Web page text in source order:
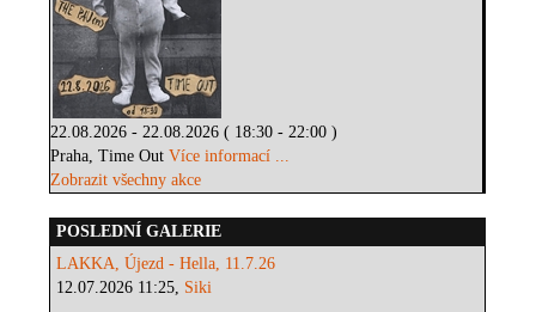
22.08.2026 - 22.08.2026 ( 18:30 - 22:00 )
Praha, Time OutVíce informací ...
Zobrazit všechny akce
POSLEDNÍ GALERIE
LAKKA, Újezd - Hella, 11.7.26
12.07.2026 11:25, Siki